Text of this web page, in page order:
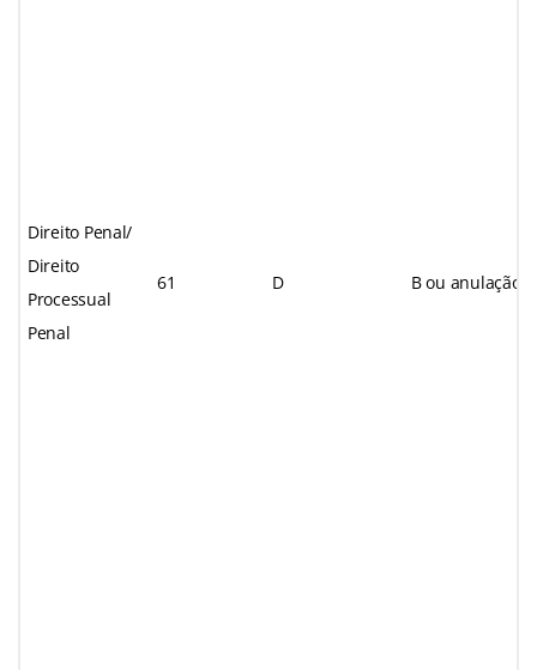
Direito Penal/
Direito
Processual
Penal
61 D B ou anulação